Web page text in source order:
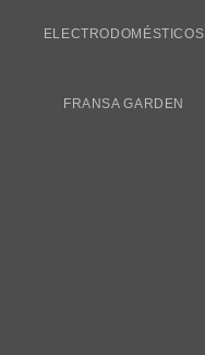
ELECTRODOMÉSTICOS
FRANSA GARDEN